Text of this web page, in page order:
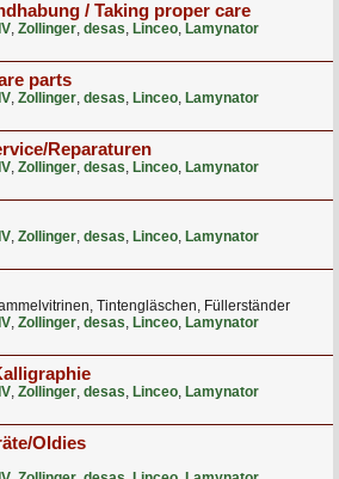
/ Taking proper care
, Zollinger, desas, Linceo, Lamynator
parts
, Zollinger, desas, Linceo, Lamynator
Reparaturen
, Zollinger, desas, Linceo, Lamynator
, Zollinger, desas, Linceo, Lamynator
Tintengläschen, Füllerständer
, Zollinger, desas, Linceo, Lamynator
, Zollinger, desas, Linceo, Lamynator
Oldies